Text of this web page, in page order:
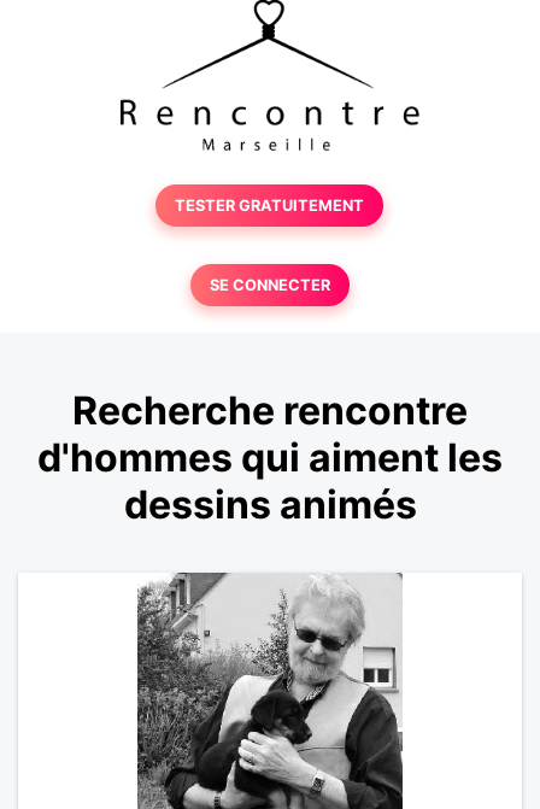
TESTER GRATUITEMENT
SE CONNECTER
Recherche rencontre
d'hommes qui aiment les
dessins animés